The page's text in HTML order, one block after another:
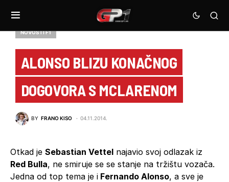
NOVOSTI F1
ALONSO BLIZU KONAČNOG
DOGOVORA S MCLARENOM
BY FRANO KISO 04.11.2014.
Otkad je Sebastian Vettel najavio svoj odlazak iz
Red Bulla, ne smiruje se se stanje na tržištu vozača.
Jedna od top tema je i Fernando Alonso, a sve je